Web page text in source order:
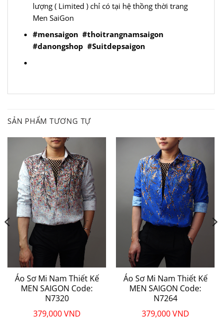
lượng ( Limited ) chỉ có tại hệ thồng thời trang
Men SaiGon
#mensaigon #thoitrangnamsaigon
#danongshop #Suitdepsaigon
SẢN PHẨM TƯƠNG TỰ
Áo Sơ Mi Nam Thiết Kế
MEN SAIGON Code:
N7320
379,000VND
Áo Sơ Mi Nam Thiết Kế
MEN SAIGON Code:
N7264
379,000VND